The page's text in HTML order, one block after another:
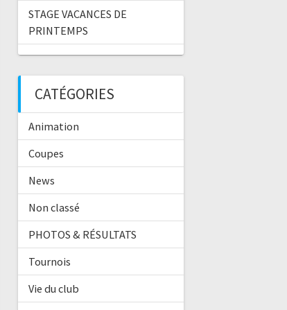
STAGE VACANCES DE
PRINTEMPS
CATÉGORIES
Animation
Coupes
News
Non classé
PHOTOS & RÉSULTATS
Tournois
Vie du club